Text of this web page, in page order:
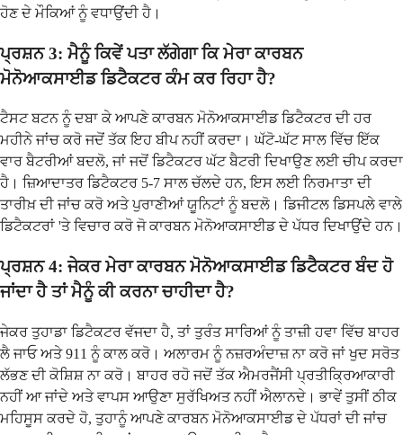
ਹੋਣ ਦੇ ਮੌਕਿਆਂ ਨੂੰ ਵਧਾਉਂਦੀ ਹੈ।
ਪ੍ਰਸ਼ਨ 3: ਮੈਨੂੰ ਕਿਵੇਂ ਪਤਾ ਲੱਗੇਗਾ ਕਿ ਮੇਰਾ ਕਾਰਬਨ
ਮੋਨੋਆਕਸਾਈਡ ਡਿਟੈਕਟਰ ਕੰਮ ਕਰ ਰਿਹਾ ਹੈ?
ਟੈਸਟ ਬਟਨ ਨੂੰ ਦਬਾ ਕੇ ਆਪਣੇ ਕਾਰਬਨ ਮੋਨੋਆਕਸਾਈਡ ਡਿਟੈਕਟਰ ਦੀ ਹਰ
ਮਹੀਨੇ ਜਾਂਚ ਕਰੋ ਜਦੋਂ ਤੱਕ ਇਹ ਬੀਪ ਨਹੀਂ ਕਰਦਾ। ਘੱਟੋ-ਘੱਟ ਸਾਲ ਵਿੱਚ ਇੱਕ
ਵਾਰ ਬੈਟਰੀਆਂ ਬਦਲੋ, ਜਾਂ ਜਦੋਂ ਡਿਟੈਕਟਰ ਘੱਟ ਬੈਟਰੀ ਦਿਖਾਉਣ ਲਈ ਚੀਪ ਕਰਦਾ
ਹੈ। ਜ਼ਿਆਦਾਤਰ ਡਿਟੈਕਟਰ 5-7 ਸਾਲ ਚੱਲਦੇ ਹਨ, ਇਸ ਲਈ ਨਿਰਮਾਤਾ ਦੀ
ਤਾਰੀਖ਼ ਦੀ ਜਾਂਚ ਕਰੋ ਅਤੇ ਪੁਰਾਣੀਆਂ ਯੂਨਿਟਾਂ ਨੂੰ ਬਦਲੋ। ਡਿਜੀਟਲ ਡਿਸਪਲੇ ਵਾਲੇ
ਡਿਟੈਕਟਰਾਂ 'ਤੇ ਵਿਚਾਰ ਕਰੋ ਜੋ ਕਾਰਬਨ ਮੋਨੋਆਕਸਾਈਡ ਦੇ ਪੱਧਰ ਦਿਖਾਉਂਦੇ ਹਨ।
ਪ੍ਰਸ਼ਨ 4: ਜੇਕਰ ਮੇਰਾ ਕਾਰਬਨ ਮੋਨੋਆਕਸਾਈਡ ਡਿਟੈਕਟਰ ਬੰਦ ਹੋ
ਜਾਂਦਾ ਹੈ ਤਾਂ ਮੈਨੂੰ ਕੀ ਕਰਨਾ ਚਾਹੀਦਾ ਹੈ?
ਜੇਕਰ ਤੁਹਾਡਾ ਡਿਟੈਕਟਰ ਵੱਜਦਾ ਹੈ, ਤਾਂ ਤੁਰੰਤ ਸਾਰਿਆਂ ਨੂੰ ਤਾਜ਼ੀ ਹਵਾ ਵਿੱਚ ਬਾਹਰ
ਲੈ ਜਾਓ ਅਤੇ 911 ਨੂੰ ਕਾਲ ਕਰੋ। ਅਲਾਰਮ ਨੂੰ ਨਜ਼ਰਅੰਦਾਜ਼ ਨਾ ਕਰੋ ਜਾਂ ਖੁਦ ਸਰੋਤ
ਲੱਭਣ ਦੀ ਕੋਸ਼ਿਸ਼ ਨਾ ਕਰੋ। ਬਾਹਰ ਰਹੋ ਜਦੋਂ ਤੱਕ ਐਮਰਜੈਂਸੀ ਪ੍ਰਤੀਕ੍ਰਿਆਕਾਰੀ
ਨਹੀਂ ਆ ਜਾਂਦੇ ਅਤੇ ਵਾਪਸ ਆਉਣਾ ਸੁਰੱਖਿਅਤ ਨਹੀਂ ਐਲਾਨਦੇ। ਭਾਵੇਂ ਤੁਸੀਂ ਠੀਕ
ਮਹਿਸੂਸ ਕਰਦੇ ਹੋ, ਤੁਹਾਨੂੰ ਆਪਣੇ ਕਾਰਬਨ ਮੋਨੋਆਕਸਾਈਡ ਦੇ ਪੱਧਰਾਂ ਦੀ ਜਾਂਚ